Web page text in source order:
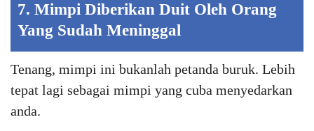
7. Mimpi Diberikan Duit Oleh Orang
Yang Sudah Meninggal
Tenang, mimpi ini bukanlah petanda buruk. Lebih
tepat lagi sebagai mimpi yang cuba menyedarkan
anda.